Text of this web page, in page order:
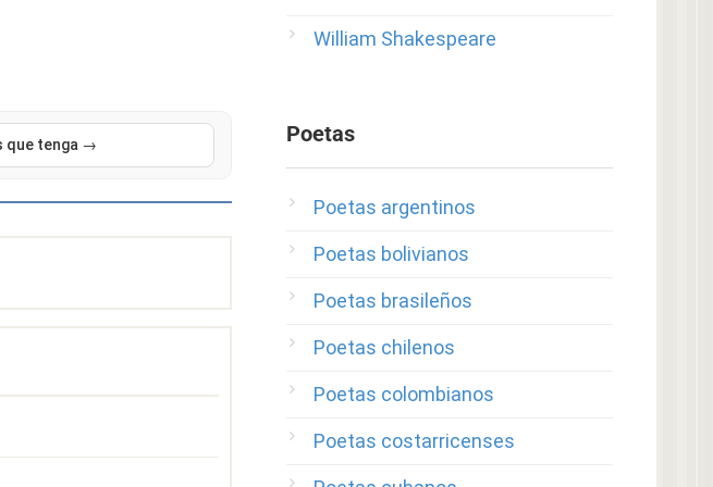
que tenga →
William Shakespeare
Poetas
Poetas argentinos
Poetas bolivianos
Poetas brasileños
Poetas chilenos
Poetas colombianos
Poetas costarricenses